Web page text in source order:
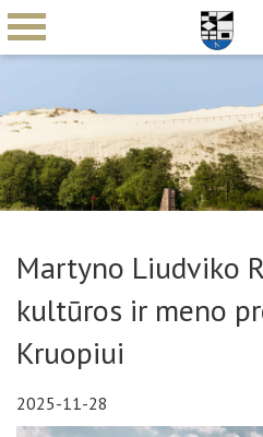
Martyno Liudviko
kultūros ir meno
Kruopiui
2025-11-28